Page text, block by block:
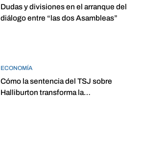
Dudas y divisiones en el arranque del
diálogo entre “las dos Asambleas”
ECONOMÍA
Cómo la sentencia del TSJ sobre
Halliburton transforma la